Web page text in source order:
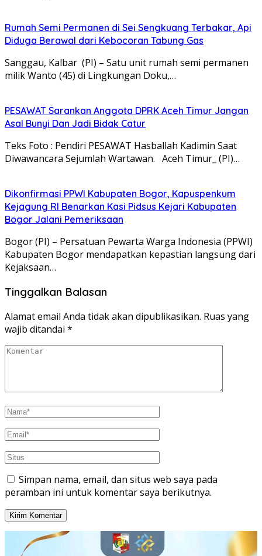
Rumah Semi Permanen di Sei Sengkuang Terbakar, Api
Diduga Berawal dari Kebocoran Tabung Gas
Sanggau, Kalbar (PI) – Satu unit rumah semi permanen
milik Wanto (45) di Lingkungan Doku,…
PESAWAT Sarankan Anggota DPRK Aceh Timur Jangan
Asal Bunyi Dan Jadi Bidak Catur
Teks Foto : Pendiri PESAWAT Hasballah Kadimin Saat
Diwawancara Sejumlah Wartawan. Aceh Timur_ (PI)…
Dikonfirmasi PPWI Kabupaten Bogor, Kapuspenkum
Kejagung RI Benarkan Kasi Pidsus Kejari Kabupaten
Bogor Jalani Pemeriksaan
Bogor (PI) – Persatuan Pewarta Warga Indonesia (PPWI)
Kabupaten Bogor mendapatkan kepastian langsung dari
Kejaksaan…
Tinggalkan Balasan
Alamat email Anda tidak akan dipublikasikan. Ruas yang
wajib ditandai *
Simpan nama, email, dan situs web saya pada
peramban ini untuk komentar saya berikutnya.